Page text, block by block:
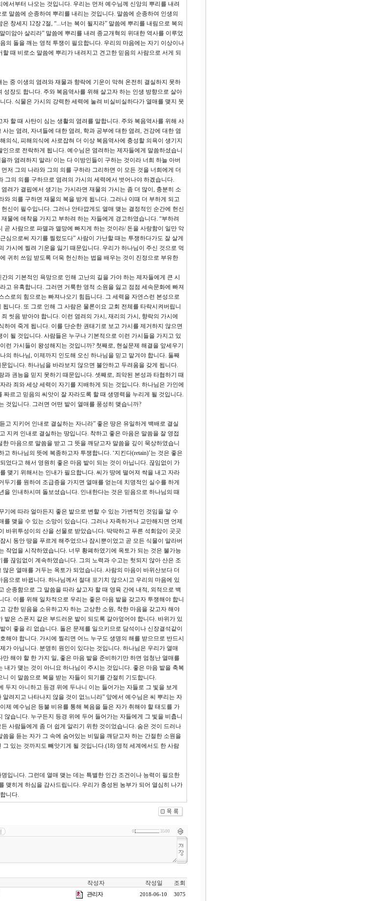
서부터 나오는 것입니다. 우리는 먼저 예수님께 신앙의 뿌리를 내려
말씀에 순종하여 뿌리를 내리는 것입니다. 말씀에 순종하여 인생의
창세지 12장 2절, “...너는 복이 될지라” 말씀에 뿌리를 내림으로 복의
미암아 살리라” 말씀에 뿌리를 내려 종교개혁의 위대한 역사를 이루었
의 돌을 깨는 영적 투쟁이 필요합니다. 우리의 마음에는 자기 이상이나
때 비로소 말씀에 뿌리가 내려지고 견고한 믿음의 사람으로 서게 되
중 이생의 염려와 재물과 향락에 기운이 막혀 온전히 결실하지 못하
장도 합니다. 주와 복음역사를 위해 살고자 하는 인생 방향으로 살아
다. 식물은 가시의 강력한 세력에 눌려 비실비실하다가 열매를 맺지 못
할 때 사탄이 심는 생활의 염려를 말합니다. 주와 복음역사를 위해 사
는 염려, 자녀들에 대한 염려, 학과 공부에 대한 염려, 건강에 대한 염
식, 피해의식에 사로잡혀 더 이상 복음역사에 충성할 의욕이 생기지
으로 전락하게 됩니다. 예수님은 염려하는 제자들에게 말씀하셨습니
까 염려하지 말라/ 이는 다 이방인들이 구하는 것이라 너희 하늘 아버
저 그의 나라와 그의 의를 구하라 그리하면 이 모든 것을 너희에게 더
그의 의를 구하므로 염려의 가시의 세력에서 벗어나야 하겠습니다.
려가 결핍에서 생기는 가시라면 재물의 가시는 좀 더 많이, 충분히 소
의를 구하면 재물의 복을 받게 됩니다. 그러나 이때 더 부하게 되고
신이 필수입니다. 그러나 안타깝게도 열매 맺는 결정적인 순간에 헌신
물에 애착을 가지고 부하려 하는 자들에게 경고하였습니다. “부하려
사람으로 파멸과 멸망에 빠지게 하는 것이라/ 돈을 사랑함이 일만 악
으로써 자기를 찔렀도다” 사람이 가난할 때는 투쟁하다가도 잘 살게
가시에 찔려 기운을 잃기 때문입니다. 우리가 하나님이 주신 것으로 먹
귀히 쓰임 받도록 더욱 헌신하는 법을 배우는 것이 진정으로 부유한
의 기본적인 욕망으로 인해 고난의 길을 가야 하는 제자들에게 큰 시
고 유혹합니다. 그러면 거룩한 영적 소원을 잃고 점점 세속문화에 빠져
로의 힘으로는 빠져나오기 힘듭니다. 그 세력을 자연스런 본성으로
니다. 또 그로 인해 그 사람은 물론이요 교회 전체를 타락시켜버립니
씻음 받아야 합니다. 이런 염려의 가시, 재리의 가시, 향락의 가시에
여 죽게 됩니다. 이를 단순한 권태기로 보고 가시를 제거하지 않으면
될 것입니다. 사람들은 누구나 기본적으로 이런 가시들을 가지고 있
가시들이 왕성해지는 것입니까? 첫째로, 현실문제 해결을 앞세우기
의 하나님, 이제까지 인도해 오신 하나님을 믿고 맡겨야 합니다. 둘째
입니다. 하나님을 바라보지 않으면 불안하고 두려움을 갖게 됩니다.
권능을 믿지 못하기 때문입니다. 셋째로, 죄악된 본성과 타협하기 때
죄와 세상 세력이 자기를 지배하게 되는 것입니다. 하나님은 가인에
르고 믿음의 씨앗이 잘 자라도록 할 때 생명력을 누리게 될 것입니다.
것입니다. 그러면 어떤 밭이 열매를 풍성히 맺습니까?
고 지키어 인내로 결실하는 자니라” 좋은 땅은 유일하게 백배로 결실
지켜 인내로 결실하는 땅입니다. 착하고 좋은 마음은 말씀을 잘 영접
마음으로 말씀을 받고 그 뜻을 깨닫고자 말씀을 깊이 묵상하였습니
하나님의 뜻에 복종하고자 투쟁합니다. ‘지킨다(retain)’는 것은 좋은
었다고 해서 영원히 좋은 마음 밭이 되는 것이 아닙니다. 끊임없이 가
맺기 위해서는 인내가 필요합니다. 씨가 땅에 떨어져 싹을 내고 자라
기를 원하여 조급증을 가지면 열매를 얻는데 치명적인 실수를 하게
인내하시며 돌보셨습니다. 인내한다는 것은 믿음으로 하나님의 때
에 따라 얼마든지 좋은 밭으로 변할 수 있는 가변적인 것임을 알 수
맺을 수 있는 소망이 있습니다. 그러나 자족하거나 교만해지면 언제
바위투성이의 산을 선물로 받았습니다. 딱딱하고 푸른 석회암이 곳곳
시 동안 땅을 푸르게 해주었으나 잠시뿐이었고 곧 모든 식물이 말라버
작업을 시작하였습니다. 너무 황폐하였기에 옥토가 되는 것은 불가능
끊임없이 계속하였습니다. 그의 노력과 수고는 헛되지 않아 산은 조
은 열매를 거두는 옥토가 되었습니다. 사람의 마음이 바위산보다 더
으로 바뀝니다. 하나님께서 절대 포기치 않으시고 우리의 마음에 있
순종함으로 그 말씀을 따라 살고자 할 때 영육 간에 내적, 외적으로 백
. 이를 위해 일차적으로 우리는 좋은 마음 밭을 갖고자 투쟁해야 합니
강한 믿음을 소유하고자 하는 고상한 소원, 착한 마음을 갖고자 해야
은 스폰지 같은 부드러운 밭이 되도록 갈아엎어야 합니다. 바위가 있
좋을 리 없습니다. 돌은 문제를 일으키므로 담석이나 신장결석같이
야 합니다. 가시에 찔리면 어느 누구도 생명의 해를 받으므로 반드시
가 아닙니다. 분명히 원인이 있다는 것입니다. 하나님은 우리가 열매
해야 할 한 가지 일, 좋은 마음 밭을 준비하기만 하면 엄청난 열매를
가 맺는 것이 아니요 하나님이 주시는 것입니다. 좋은 마음 밭을 축복
이 말씀으로 복을 받는 자들이 되기를 간절히 기도합니다.
두지 아니하고 등경 위에 두나니 이는 들어가는 자들로 그 빛을 보게
려지고 나타나지 않을 것이 없느니라” 앞에서 예수님은 씨 뿌리는 자
제 예수님은 등불 비유를 통해 복음을 들은 자가 취해야 할 태도를 가
습니다. 누구든지 등경 위에 두어 들어가는 자들에게 그 빛을 비춥니
사람들에게 좀 더 쉽게 알리기 위한 것이었습니다. 숨은 것이 드러나
을 듣는 자가 그 속에 숨어있는 비밀을 깨닫고자 하는 간절한 소원을
있는 것까지도 빼앗기게 될 것입니다.(18) 영적 세계에서도 한 사람
입니다. 그런데 열매 맺는 데는 특별한 인간 조건이나 능력이 필요한
맺히게 하심을 감사드립니다. 우리가 충성된 농부가 되어 열심히 나가
니다.
0 3500
작성자 작성일 조회
관리자 2018-06-10 3075